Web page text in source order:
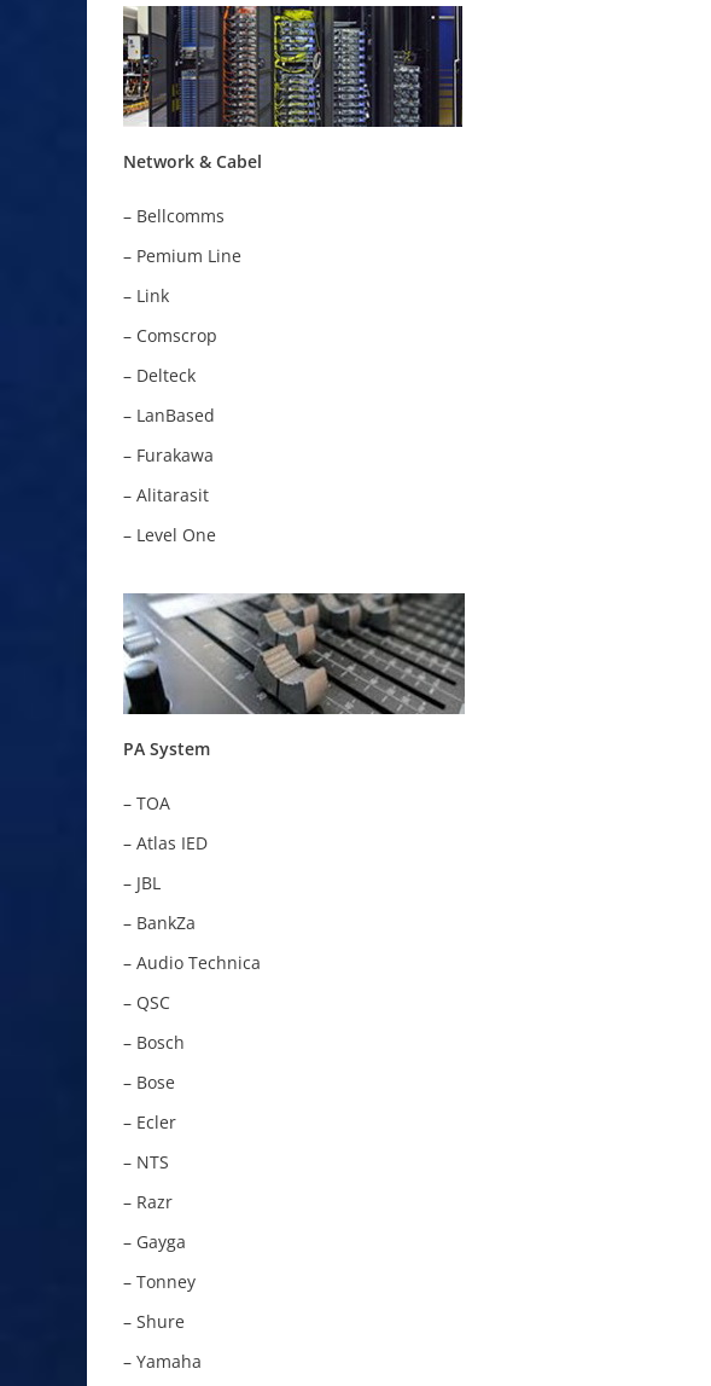
Network & Cabel
– Bellcomms
– Pemium Line
– Link
– Comscrop
– Delteck
– LanBased
– Furakawa
– Alitarasit
– Level One
PA System
– TOA
– Atlas IED
– JBL
– BankZa
– Audio Technica
– QSC
– Bosch
– Bose
– Ecler
– NTS
– Razr
– Gayga
– Tonney
– Shure
– Yamaha